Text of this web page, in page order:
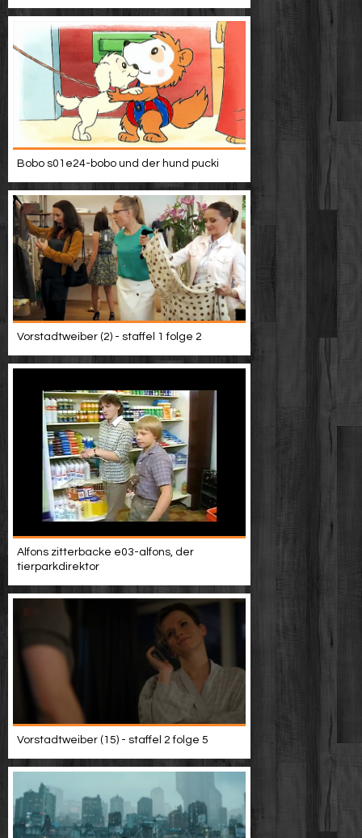
Bobo s01e24-bobo und der hund pucki
Vorstadtweiber (2) - staffel 1 folge 2
Alfons zitterbacke e03-alfons, der
tierparkdirektor
Vorstadtweiber (15) - staffel 2 folge 5